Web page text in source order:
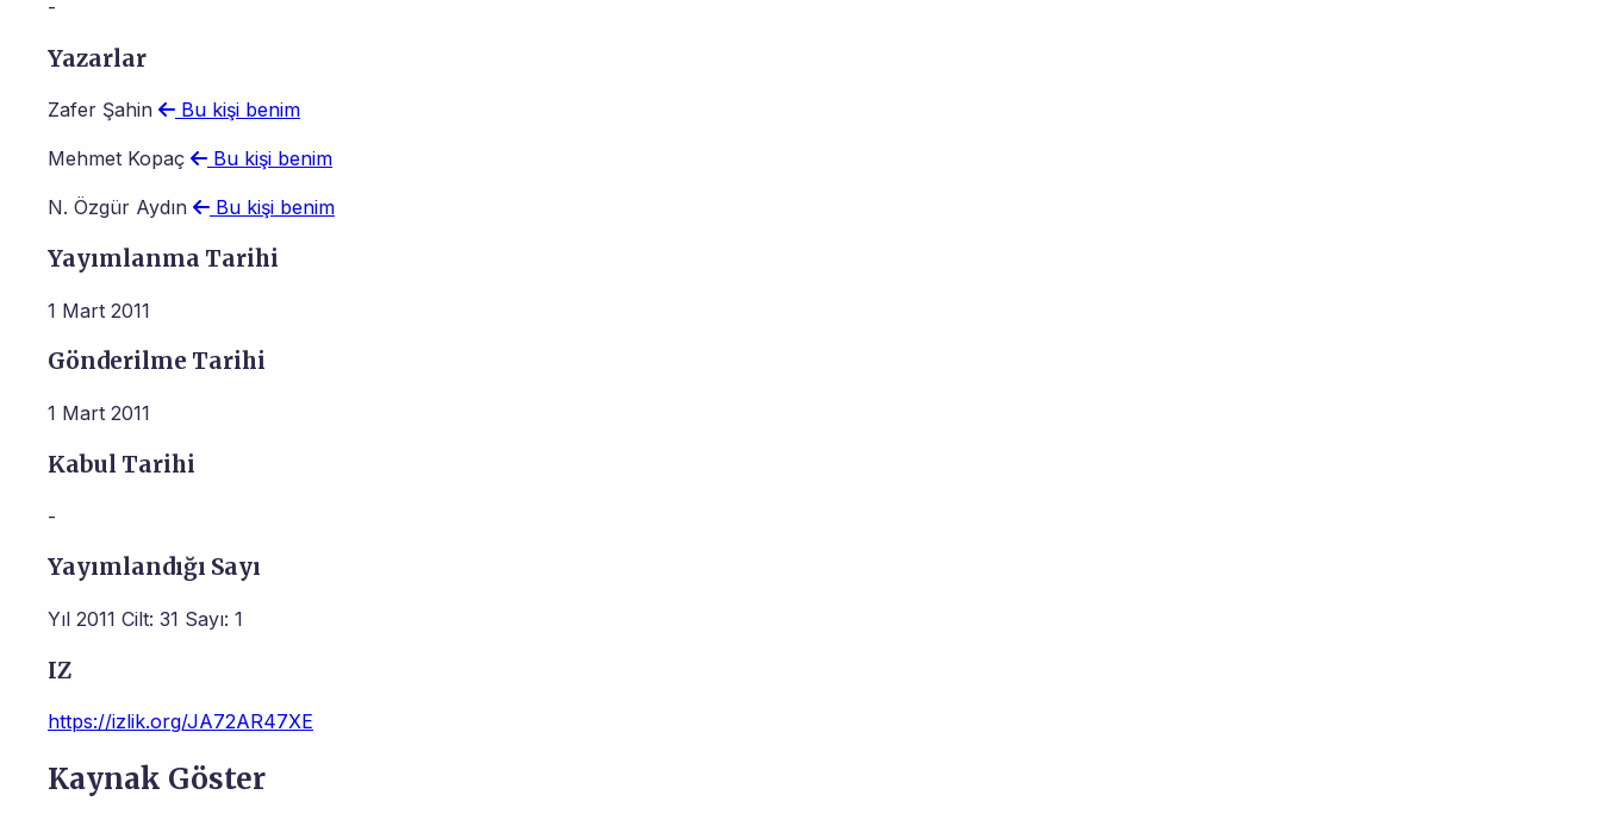
-
Yazarlar
Zafer Şahin Bu kişi benim
Mehmet Kopaç Bu kişi benim
N. Özgür Aydın Bu kişi benim
Yayımlanma Tarihi
1 Mart 2011
Gönderilme Tarihi
1 Mart 2011
Kabul Tarihi
-
Yayımlandığı Sayı
Yıl 2011 Cilt: 31 Sayı: 1
IZ
https://izlik.org/JA72AR47XE
Kaynak Göster